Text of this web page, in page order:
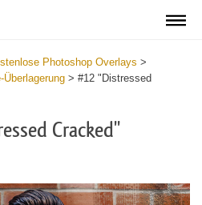
Photoshop Overlays >
Überlagerung > #12 "Distressed
Cracked"